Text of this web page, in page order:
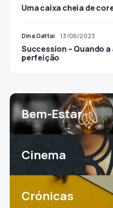
Uma caixa cheia de
Dina Gattai 13/06/2023
Succession – Quando
perfeição
Bem-Estar
Cinema
Crónicas